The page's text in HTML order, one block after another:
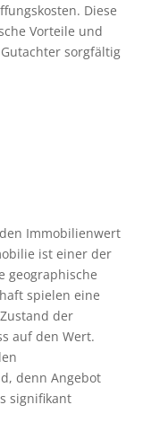
Diese
Vorteile und
sorgfältig
Immobilienwert
ist einer der
geographische
spielen eine
der
auf den Wert.
denn Angebot
signifikant